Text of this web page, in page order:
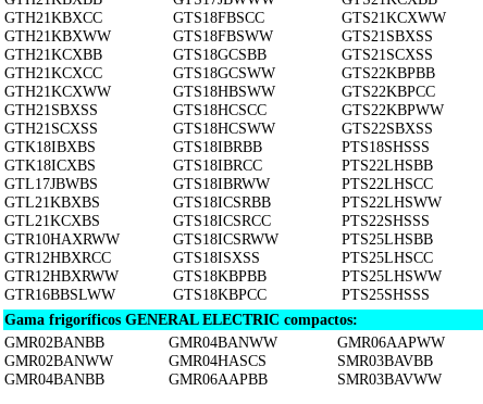
GTH21KBXCC
GTH21KBXWW
GTH21KCXBB
GTH21KCXCC
GTH21KCXWW
GTH21SBXSS
GTH21SCXSS
GTK18IBXBS
GTK18ICXBS
GTL17JBWBS
GTL21KBXBS
GTL21KCXBS
GTR10HAXRWW
GTR12HBXRCC
GTR12HBXRWW
GTR16BBSLWW
GTS18FBSCC
GTS18FBSWW
GTS18GCSBB
GTS18GCSWW
GTS18HBSWW
GTS18HCSCC
GTS18HCSWW
GTS18IBRBB
GTS18IBRCC
GTS18IBRWW
GTS18ICSRBB
GTS18ICSRCC
GTS18ICSRWW
GTS18ISXSS
GTS18KBPBB
GTS18KBPCC
GTS21KCXWW
GTS21SBXSS
GTS21SCXSS
GTS22KBPBB
GTS22KBPCC
GTS22KBPWW
GTS22SBXSS
PTS18SHSSS
PTS22LHSBB
PTS22LHSCC
PTS22LHSWW
PTS22SHSSS
PTS25LHSBB
PTS25LHSCC
PTS25LHSWW
PTS25SHSSS
Gama frigoríficos GENERAL ELECTRIC compactos:
GMR02BANBB
GMR02BANWW
GMR04BANBB
GMR04BANWW
GMR04HASCS
GMR06AAPBB
GMR06AAPWW
SMR03BAVBB
SMR03BAVWW